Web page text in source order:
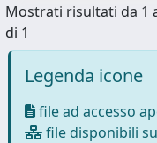
Mostrati risultati da 1
di 1
Legenda icone
file ad accesso
file disponibili